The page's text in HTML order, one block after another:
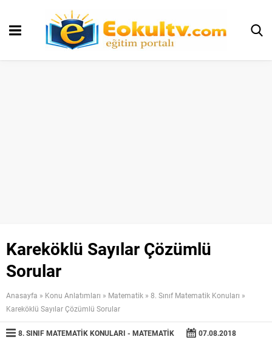
Kareköklü Sayılar Çözümlü
Sorular
Anasayfa » Konu Anlatımları » Matematik » 8. Sınıf Matematik Konuları »
Kareköklü Sayılar Çözümlü Sorular
8. SINIF MATEMATIK KONULARI MATEMATIK 07.08.2018